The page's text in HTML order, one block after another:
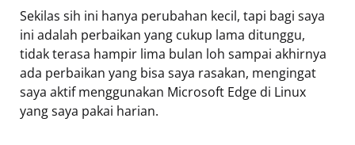
Sekilas sih ini hanya perubahan kecil, tapi bagi saya
ini adalah perbaikan yang cukup lama ditunggu,
tidak terasa hampir lima bulan loh sampai akhirnya
ada perbaikan yang bisa saya rasakan, mengingat
saya aktif menggunakan Microsoft Edge di Linux
yang saya pakai harian.